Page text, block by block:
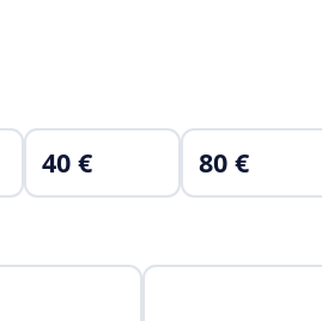
40 € 80 €